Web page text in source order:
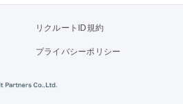
。 募集職種 【営業事務】
他部署（営業部門、コーポレート部門）
。 学歴・資格 学歴：大学
取引士
リクルートID規約
プライバシーポリシー